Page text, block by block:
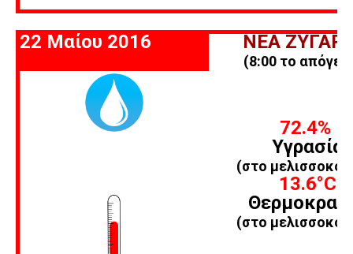
22 Μαίου 2016 ΝΕΑ
(8:00 το
72.4%
Υγρασία
(στο
13.6°C
(στο